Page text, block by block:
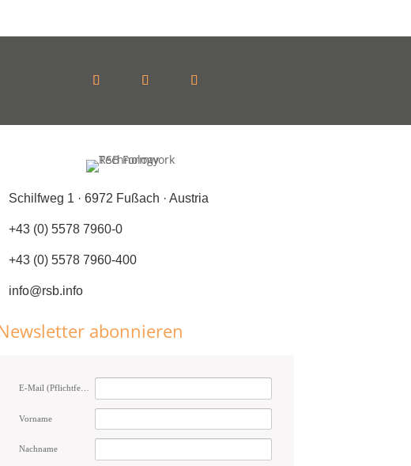
Schilfweg 1 · 6972 Fußach · Austria
+43 (0) 5578 7960-0
+43 (0) 5578 7960-400
info@rsb.info
abonnieren
E-Mail (Pflichtfeld)
Vorname
Nachname